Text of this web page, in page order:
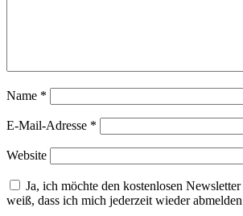
Name *
E-Mail-Adresse *
Website
Ja, ich möchte den kostenlosen
weiß, dass ich mich jederzeit wieder